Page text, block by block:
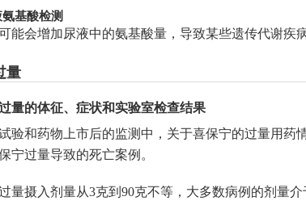
基酸检测
能会增加尿液中的氨基酸量，导致某些遗传代谢疾
量
量的体征、症状和实验室检查结果
验和药物上市后的监测中，关于喜保宁的过量用
宁过量导致的死亡案例。
量摄入剂量从3克到90克不等，大多数病例的剂量